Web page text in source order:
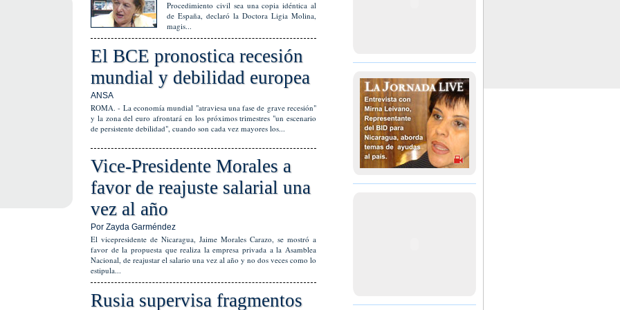
Procedimiento civil sea una copia idéntica al
de España, declaró la Doctora Ligia Molina,
magis...
El BCE pronostica recesión
mundial y debilidad europea
ANSA
ROMA. - La economía mundial "atraviesa una fase de grave recesión"
y la zona del euro afrontará en los próximos trimestres "un escenario
de persistente debilidad", cuando son cada vez mayores los...
Vice-Presidente Morales a
favor de reajuste salarial una
vez al año
Por Zayda Garméndez
El vicepresidente de Nicaragua, Jaime Morales Carazo, se mostró a
favor de la propuesta que realiza la empresa privada a la Asamblea
Nacional, de reajustar el salario una vez al año y no dos veces como lo
estipula...
Rusia supervisa fragmentos